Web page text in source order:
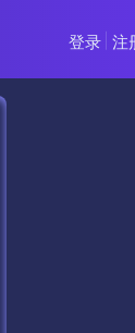
登录 注